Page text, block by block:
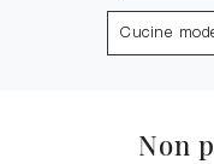
Cucine
Non